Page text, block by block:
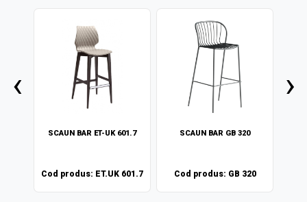
SCAUN BAR ET-UK 601.7
Cod produs: ET.UK 601.7
SCAUN BAR GB 320
Cod produs: GB 320
‹ ›